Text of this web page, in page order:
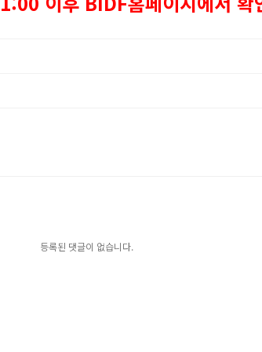
등록된 댓글이 없습니다.